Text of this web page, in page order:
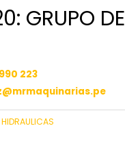
GRUPO DE
223